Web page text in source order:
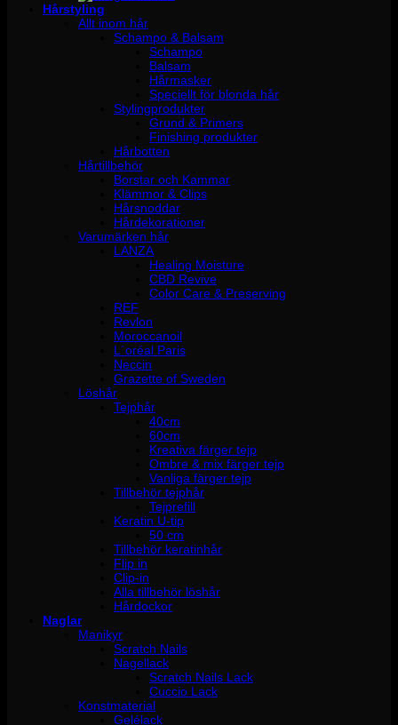
Hårstyling
Allt inom hår
Schampo & Balsam
Schampo
Balsam
Hårmasker
Speciellt för blonda hår
Stylingprodukter
Grund & Primers
Finishing produkter
Hårbotten
Hårtillbehör
Borstar och Kammar
Klämmor & Clips
Hårsnoddar
Hårdekorationer
Varumärken hår
LANZA
Healing Moisture
CBD Revive
Color Care & Preserving
REF
Revlon
Moroccanoil
L´oréal Paris
Neccin
Grazette of Sweden
Löshår
Tejphår
40cm
60cm
Kreativa färger tejp
Ombre & mix färger tejp
Vanliga färger tejp
Tillbehör tejphår
Tejprefill
Keratin U-tip
50 cm
Tillbehör keratinhår
Flip in
Clip-in
Alla tillbehör löshår
Hårdockor
Naglar
Manikyr
Scratch Nails
Nagellack
Scratch Nails Lack
Cuccio Lack
Konstmaterial
Gelélack